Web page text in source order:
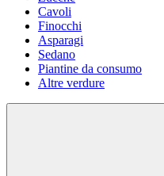
Cavoli
Finocchi
Asparagi
Sedano
Piantine da consumo
Altre verdure